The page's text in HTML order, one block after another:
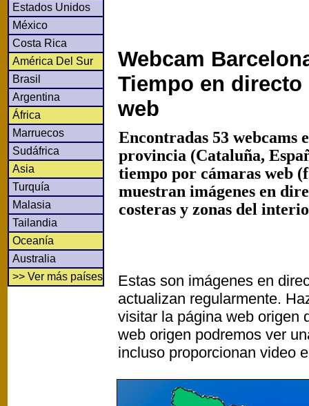
Estados Unidos
México
Costa Rica
América Del Sur
Brasil
Argentina
África
Marruecos
Sudáfrica
Asia
Turquía
Malasia
Tailandia
Oceanía
Australia
>> Ver más países
Webcam
Tiempo en directo
web
Encontradas 53 webcams
provincia (Cataluña,
tiempo por cámaras web
muestran imágenes en
costeras y zonas del
Estas son imágenes en
actualizan regularmente.
visitar la página web origen
web origen podremos ver
incluso proporcionan video